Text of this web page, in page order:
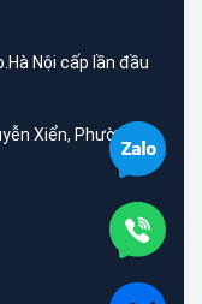
Nội cấp lần đầu
Xiển, Phường